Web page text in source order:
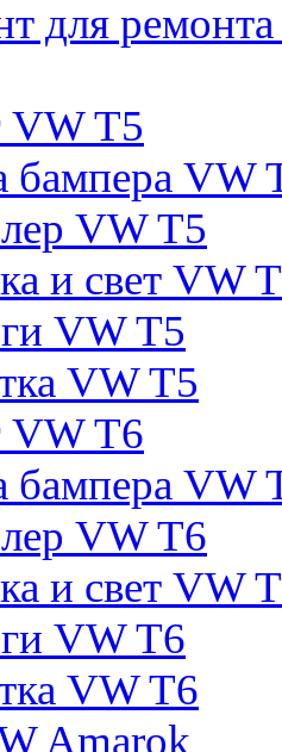
для
T5
VW
VW T5
и свет VW
VW T5
VW T5
T6
VW
VW T6
и свет VW
VW T6
VW T6
Amarok